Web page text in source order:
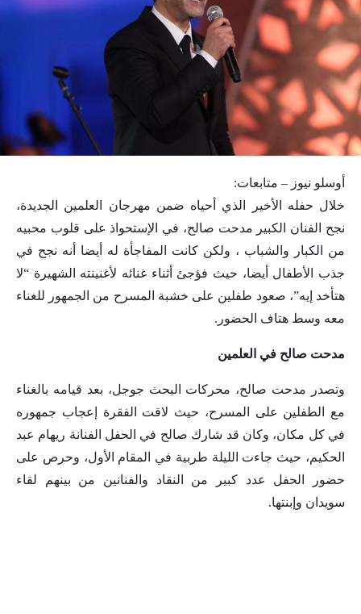
أوسلو نيوز – متابعات:
خلال حفله الأخير الذي أحياه ضمن مهرجان العلمين الجديدة،
نجح الفنان الكبير مدحت صالح، في الإستحواذ على قلوب محبيه
من الكبار والشباب ، ولكن كانت المفاجأة له أيضا أنه نجح في
جذب الأطفال أيضا، حيث فؤجئ أثناء غنائه لأغنينته الشهيرة “لا
هتأخد إيه”، صعود طفلين على خشبة المسرح من الجمهور للغناء
معه وسط هتاف الحضور.
مدحت صالح في العلمين
وتصدر مدحت صالح، محركات البحث جوجل، بعد قيامه بالغناء
مع الطفلين على المسرح، حيث لاقت الفقرة إعجاب جمهوره
في كل مكان، وكان قد شارك صالح في الحفل الفنانة ريهام عبد
الحكيم، حيث جاءت الليلة طربية في المقام الأول، وحرص على
حضور الحفل عدد كبير من النقاد والفنانين من بينهم لقاء
سويدان وإبنتها.